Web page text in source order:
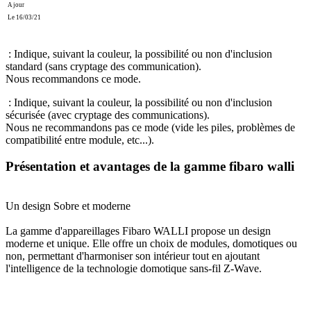
A jour
Le 16/03/21
: Indique, suivant la couleur, la possibilité ou non d'inclusion
standard (sans cryptage des communication).
Nous recommandons ce mode.
: Indique, suivant la couleur, la possibilité ou non d'inclusion
sécurisée (avec cryptage des communications).
Nous ne recommandons pas ce mode (vide les piles, problèmes de
compatibilité entre module, etc...).
Présentation et avantages de la gamme fibaro walli
Un design Sobre et moderne
La gamme d'appareillages Fibaro WALLI propose un design
moderne et unique. Elle offre un choix de modules, domotiques ou
non, permettant d'harmoniser son intérieur tout en ajoutant
l'intelligence de la technologie domotique sans-fil Z‑Wave.